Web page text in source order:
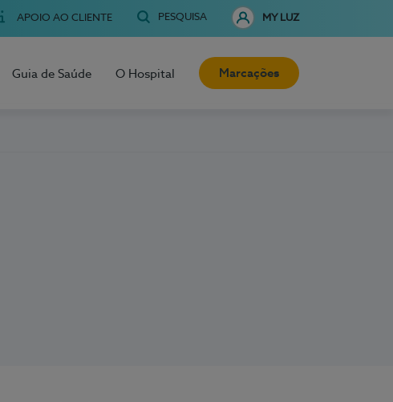
APOIO AO CLIENTE PESQUISA MY LUZ
Guia de Saúde O Hospital Marcações